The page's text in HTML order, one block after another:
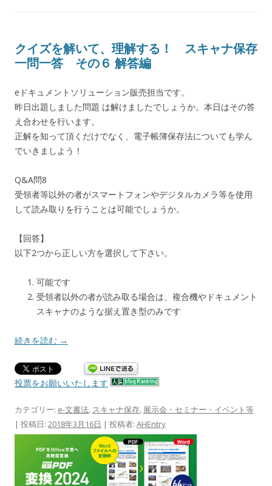
クイズを解いて、理解する！ スキャナ保存
一問一答 その６ 解答編
eドキュメントソリューション販売担当です。
昨日出題しました問題 は解けましたでしょうか。本日はその答
え合わせを行います。
正解を知って頂くだけでなく、電子帳簿保存法についても学ん
でいきましよう！
Q&A問8
受領者等以外の者がスマートフォンやデジタルカメラ等を使用
して読み取りを行うことは可能でしょうか。
【回答】
以下2つから正しい方を選択して下さい。
可能です
受領者以外の者が読み取る場合は、複合機やドキュメント
スキャナのような据え置き型のみです
続きを読む →
投票をお願いいたします
カテゴリー: e-文書法, スキャナ保存, 展示会・セミナー・イベント等
| 投稿日: 2018年3月16日 | 投稿者: AHEntry